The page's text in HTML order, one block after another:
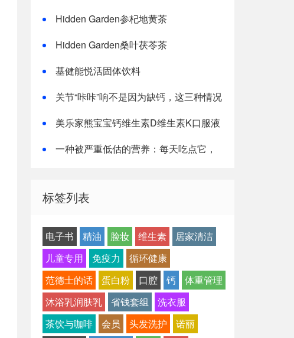
Hidden Garden参杞地黄茶
Hidden Garden桑叶茯苓茶
基健能悦活固体饮料
关节“咔咔”响不是因为缺钙，这三种情况
美乐家熊宝宝钙维生素D维生素K口服液
一种被严重低估的营养：每天吃点它，
标签列表
电子书 精油 脸妆 维生素
居家清洁
儿童专用
免疫力
循环健康
范德士的话
蛋白粉 口腔 钙
体重管理
沐浴乳润肤乳
省钱套组
洗衣服
茶饮与咖啡
会员 头发洗护
诺丽